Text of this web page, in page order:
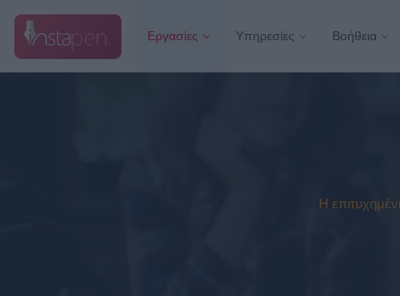
Εργασίες Υπηρεσίες Βοήθεια
Η